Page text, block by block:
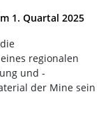
1. Quartal 2025
regionalen
und -
der Mine sein